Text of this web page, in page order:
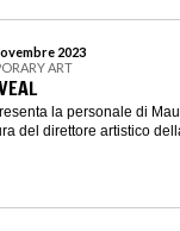
2023
ART
la personale di
del direttore artistico